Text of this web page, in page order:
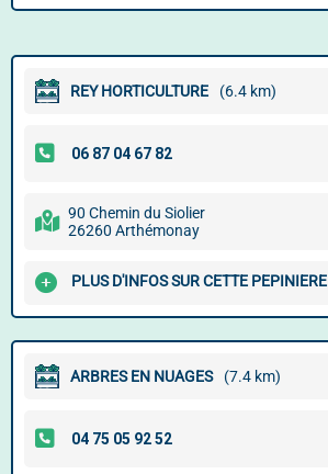
REY HORTICULTURE (6.4 km)
90 Chemin du Siolier
26260 Arthémonay
PLUS D'INFOS SUR CETTE PEPINIERE
ARBRES EN NUAGES (7.4 km)